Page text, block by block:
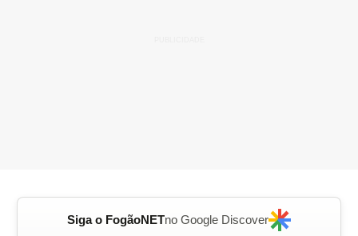
Siga o FogãoNETno Google Discover